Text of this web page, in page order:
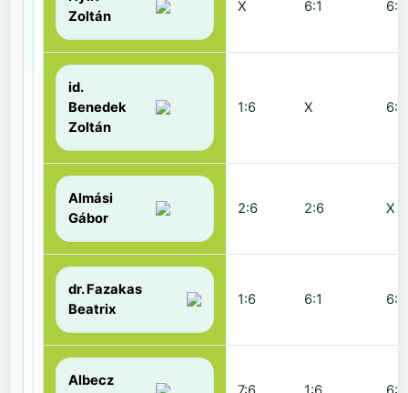
Zoltán
X 6:1 6:2
id.
Benedek
Zoltán
1:6 X 6:2
Almási
Gábor
2:6 2:6 X
dr. Fazakas
Beatrix
1:6 6:1 6:0
Albecz